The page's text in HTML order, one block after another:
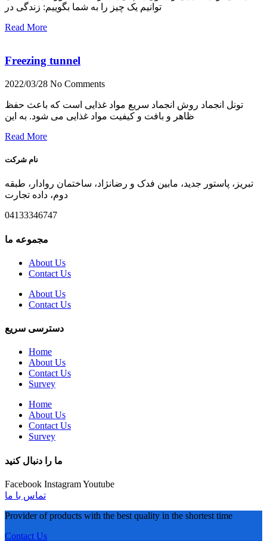
توانیم یک چیز را به شما بگوییم: زندگی در
Read More
Freezing tunnel
2022/03/28 No Comments
تونل انجماد روش انجماد سریع مواد غذایی است که باعث حفظ
ظاهر و بافت و کیفیت مواد غذایی می شود. به این
Read More
نام شرکت
تبریز، پاستور جدید، مابین فدک و رضانژاد، ساختمان روادار، طبقه
دوم، داده تجارت
04133346747
مجموعه ما
About Us
Contact Us
About Us
Contact Us
دسترسی سریع
Home
About Us
Contact Us
Survey
Home
About Us
Contact Us
Survey
ما را دنبال کنید
Facebook InstagramYoutube
تماس با ما
Provider of products with the best quality in the shortest time
Contact Us